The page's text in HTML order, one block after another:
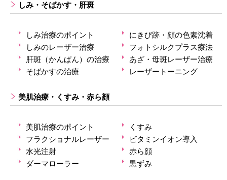
しみ・そばかす・肝斑
しみ治療のポイント
しみのレーザー治療
肝斑（かんぱん）の治療
そばかすの治療
にきび跡・顔の色素沈着
フォトシルクプラス療法
あざ・母斑レーザー治療
レーザートーニング
美肌治療・くすみ・赤ら顔
美肌治療のポイント
フラクショナルレーザー
水光注射
ダーマローラー
くすみ
ビタミンイオン導入
赤ら顔
黒ずみ